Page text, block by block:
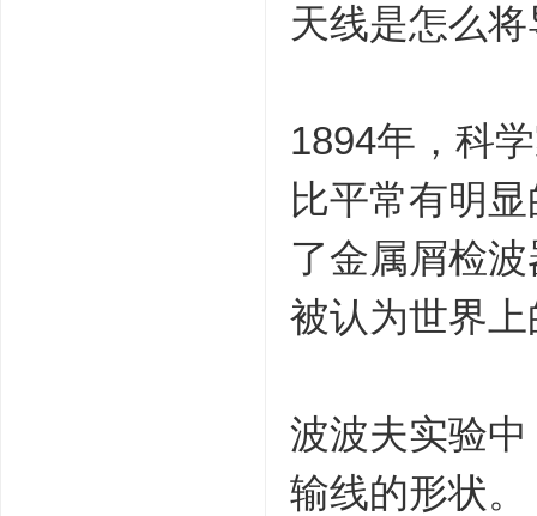
天线是怎么
1894年，科
比平常有明
了金属屑检
被认为世界
波波夫实验
输线的形状。